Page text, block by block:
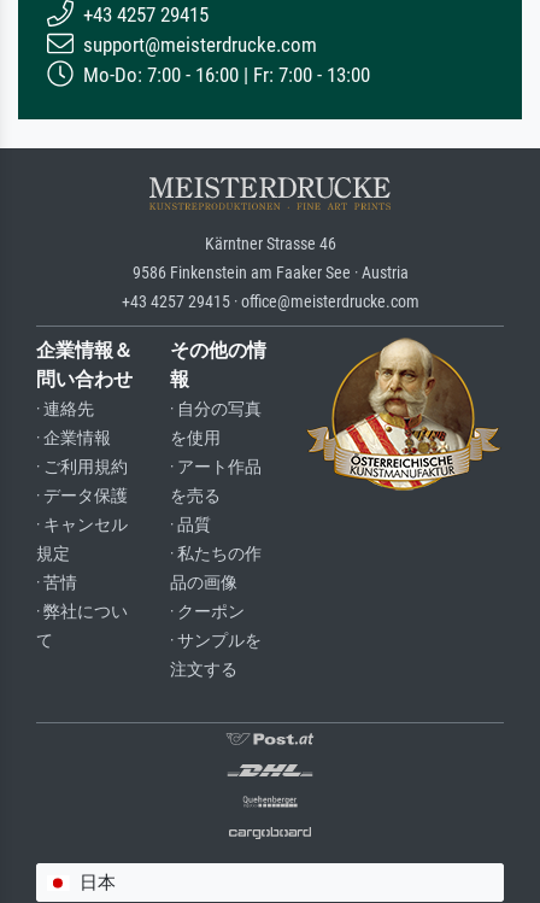
+43 4257 29415
support@meisterdrucke.com
Mo-Do: 7:00 - 16:00 | Fr: 7:00 - 13:00
Kärntner Strasse 46
9586 Finkenstein am Faaker See · Austria
+43 4257 29415 · office@meisterdrucke.com
企業情報＆
問い合わせ
· 連絡先
· 企業情報
· ご利用規約
· データ保護
· キャンセル
規定
· 苦情
· 弊社につい
て
その他の情
報
· 自分の写真
を使用
· アート作品
を売る
· 品質
· 私たちの作
品の画像
· クーポン
· サンプルを
注文する
日本